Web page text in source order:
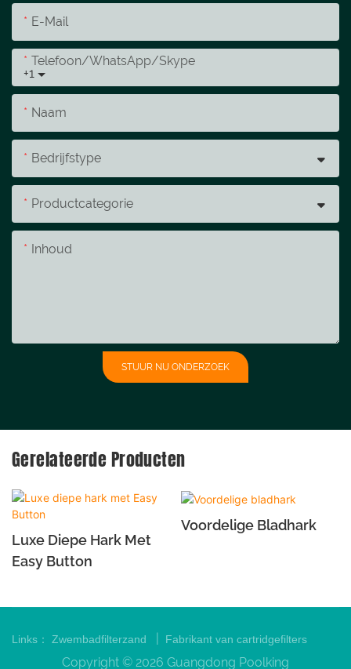
E-Mail
+1
Telefoon/WhatsApp/Skype
Naam
Bedrijfstype
Productcategorie
Inhoud
STUUR NU ONDERZOEK
Gerelateerde Producten
Luxe Diepe Hark Met
Easy Button
Voordelige Bladhark
Links： Zwembadfilterzand Fabrikant van cartridgefilters
Copyright © 2026 Guangdong Poolking